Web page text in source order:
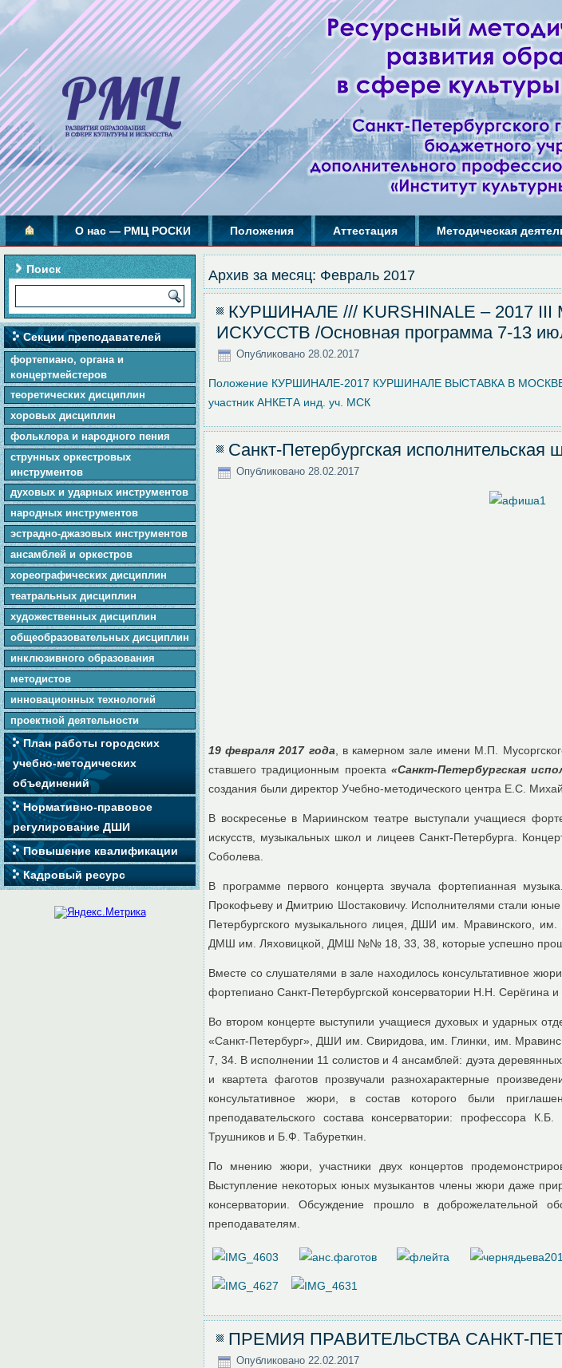
О нас — РМЦ РОСКИ Положения Аттестация Методическая
Поиск
Секции преподавателей
фортепиано, органа и
концертмейстеров
теоретических дисциплин
хоровых дисциплин
фольклора и народного пения
cтpунныx оркестровых
инструментов
духовых и ударных инструментов
народных инструментов
эстрадно-джазовых инструментов
ансамблей и оркестров
хореографических дисциплин
театральных дисциплин
художественных дисциплин
общеобразовательных дисциплин
инклюзивного образования
методистов
инновационных технологий
проектной деятельности
План работы городских
учебно-методических
объединений
Нормативно-правовое
регулирование ДШИ
Повышение квалификации
Кадровый ресурс
Архив за месяц: Февраль 2017
КУРШИНАЛЕ /// KURSHINALE –
ИСКУССТВ /Основная программа 7-13
Опубликовано 28.02.2017
Положение КУРШИНАЛЕ-2017 КУРШИНАЛЕ ВЫСТАВКА В
участник АНКЕТА инд. уч. МСК
Санкт-Петербургская
Опубликовано 28.02.2017
19 февраля 2017 года , в камерном зале имени М.П.
ставшего традиционным проекта «Санкт-Петербургская
создания были директор Учебно-методического центра Е.С.
В воскресенье в Мариинском театре выступали учащиеся
искусств, музыкальных школ и лицеев Санкт-Петербурга.
Соболева.
В программе первого концерта звучала фортепианная
Прокофьеву и Дмитрию Шостаковичу. Исполнителями стали
Петербургского музыкального лицея, ДШИ им. Мравинского,
ДМШ им. Ляховицкой, ДМШ №№ 18, 33, 38, которые успешно
Вместе со слушателями в зале находилось консультативное
фортепиано Санкт-Петербургской консерватории Н.Н. Серёгина
Во втором концерте выступили учащиеся духовых и ударных
«Санкт-Петербург», ДШИ им. Свиридова, им. Глинки, им.
7, 34. В исполнении 11 солистов и 4 ансамблей: дуэта
и квартета фаготов прозвучали разнохарактерные
консультативное жюри, в состав которого были
преподавательского состава консерватории: профессора
Трушников и Б.Ф. Табуреткин.
По мнению жюри, участники двух концертов
Выступление некоторых юных музыкантов члены жюри даже
консерватории. Обсуждение прошло в доброжелательной
преподавателям.
ПРЕМИЯ ПРАВИТЕЛЬСТВА САНКТ-
Опубликовано 22.02.2017